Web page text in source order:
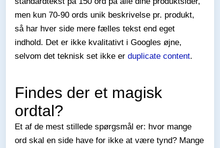
men kun 70-90 ords unik beskrivelse pr. produkt,
så har hver side mere fælles tekst end eget
indhold. Det er ikke kvalitativt i Googles øjne,
selvom det teknisk set ikke er duplicate content.
Findes der et magisk
ordtal?
Et af de mest stillede spørgsmål er: hvor mange
ord skal en side have for ikke at være tynd? Mange